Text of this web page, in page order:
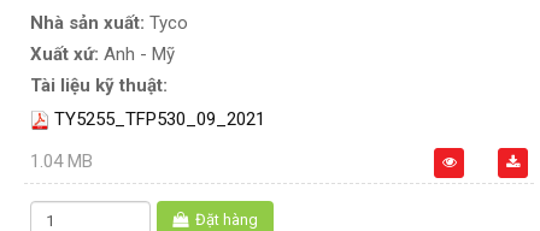
Nhà sản xuất: Tyco
Xuất xứ: Anh - Mỹ
Tài liệu kỹ thuật:
TY5255_TFP530_09_2021
1.04 MB
Đặt hàng